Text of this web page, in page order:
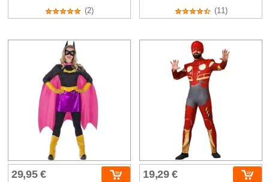
(2)
(11)
29,95 € 19,29 €